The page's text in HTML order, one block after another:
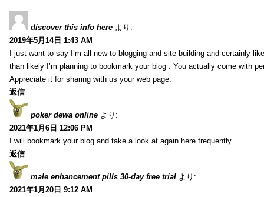
discover this info here より:
2019年5月14日 1:43 AM
I just want to say I’m all new to blogging and site-building and certainly
than likely I’m planning to bookmark your blog . You actually come with
Appreciate it for sharing with us your web page.
返信
poker dewa online より:
2021年1月6日 12:06 PM
I will bookmark your blog and take a look at again here frequently.
返信
male enhancement pills 30-day free trial より:
2021年1月20日 9:12 AM